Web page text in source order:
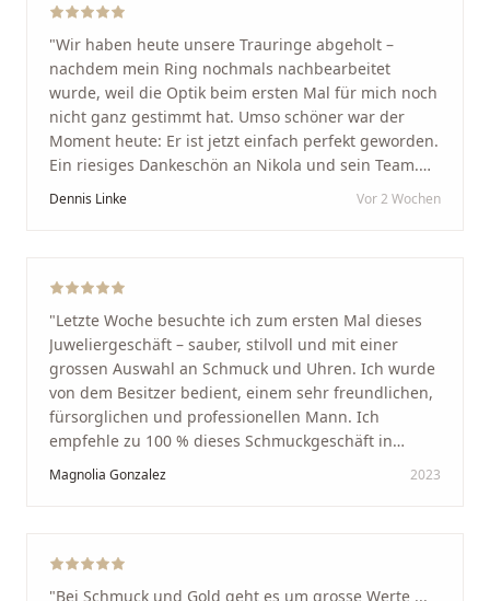
"Wir haben heute unsere Trauringe abgeholt –
nachdem mein Ring nochmals nachbearbeitet
wurde, weil die Optik beim ersten Mal für mich noch
nicht ganz gestimmt hat. Umso schöner war der
Moment heute: Er ist jetzt einfach perfekt geworden.
Ein riesiges Dankeschön an Nikola und sein Team.
Vom ersten Termin an wurden wir jedes Mal
Arbeit und seine Kunden wirklich am Herzen liegen.
Service und echte Herzlichkeit schätzt, ist hier genau
richtig."
Dennis Linke Vor 2 Wochen
"Letzte Woche besuchte ich zum ersten Mal dieses
Juweliergeschäft – sauber, stilvoll und mit einer
grossen Auswahl an Schmuck und Uhren. Ich wurde
von dem Besitzer bedient, einem sehr freundlichen,
fürsorglichen und professionellen Mann. Ich
empfehle zu 100 % dieses Schmuckgeschäft in
Schaffhausen. Ich selbst war sehr zufrieden und
glücklich mit der Behandlung. Ich danke Ihnen – ich
Magnolia Gonzalez 2023
"Bei Schmuck und Gold geht es um grosse Werte ...